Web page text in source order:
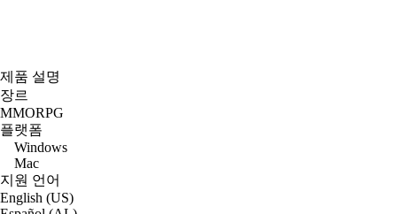
제품 설명
장르
MMORPG
플랫폼
Windows
Mac
지원 언어
English (US)